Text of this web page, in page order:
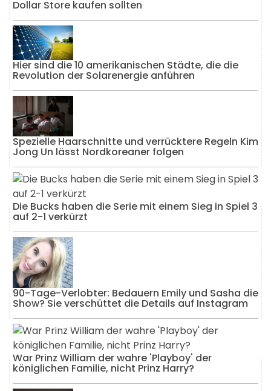
Dollar Store kaufen sollten
Hier sind die 10 amerikanischen Städte, die die
Revolution der Solarenergie anführen
Spezielle Haarschnitte und verrücktere Regeln Kim
Jong Un lässt Nordkoreaner folgen
Die Bucks haben die Serie mit einem Sieg in Spiel 3
auf 2-1 verkürzt
90-Tage-Verlobter: Bedauern Emily und Sasha die
Show? Sie verschüttet die Details auf Instagram
War Prinz William der wahre 'Playboy' der
königlichen Familie, nicht Prinz Harry?